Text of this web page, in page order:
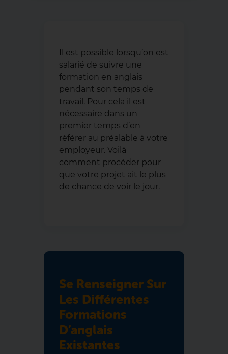
Il est possible lorsqu’on est
salarié de suivre une
formation en anglais
pendant son temps de
travail. Pour cela il est
nécessaire dans un
premier temps d’en
référer au préalable à votre
employeur. Voilà
comment procéder pour
que votre projet ait le plus
de chance de voir le jour.
Se Renseigner Sur
Les Différentes
Formations
D’anglais
Existantes